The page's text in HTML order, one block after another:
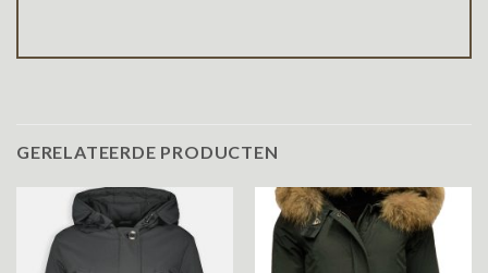
GERELATEERDE PRODUCTEN